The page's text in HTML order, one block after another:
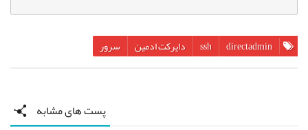
directadmin
ssh دایرکت ادمین سرور
پست های مشابه